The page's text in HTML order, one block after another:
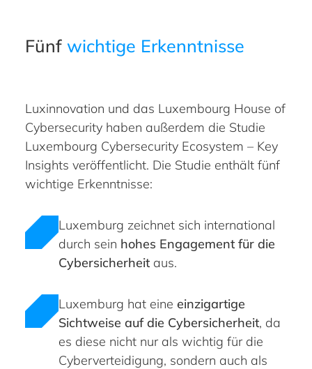
Fünf wichtige Erkenntnisse
Luxinnovation und das Luxembourg House of
Cybersecurity haben außerdem die Studie
Luxembourg Cybersecurity Ecosystem – Key
Insights veröffentlicht. Die Studie enthält fünf
wichtige Erkenntnisse:
Luxemburg zeichnet sich international
durch sein hohes Engagement für die
Cybersicherheit aus.
Luxemburg hat eine einzigartige
Sichtweise auf die Cybersicherheit, da
es diese nicht nur als wichtig für die
Cyberverteidigung, sondern auch als